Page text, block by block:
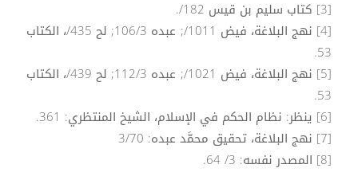
[3] كتاب سليم بن قيس 182/.
[4] نهج البلاغة، فيض 1011/; عبده 106/3; لح 435/، الكتاب
53.
[5] نهج البلاغة، فيض 1021/; عبده 112/3; لح 439/، الكتاب
53.
[6] ينظر: نظام الحكم في الإسلام، الشيخ المنتظري: 361.
[7] نهج البلاغة، تحقيق محمَّد عبده: 3/70
[8] المصدر نفسه: 3/ 64.